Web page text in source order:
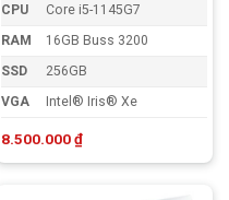
CPU
Core i5-1145G7
RAM
16GB Buss 3200
SSD
256GB
VGA
Intel® Iris® Xe
8.500.000₫